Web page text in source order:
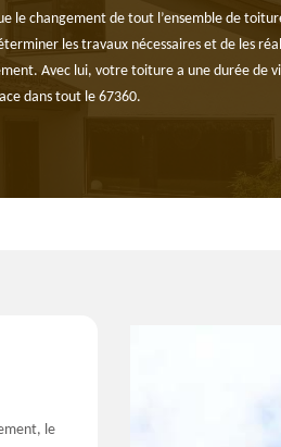
le changement de tout l’ensemble de
les travaux nécessaires et de les
Avec lui, votre toiture a une durée de
dans tout le 67360.
le